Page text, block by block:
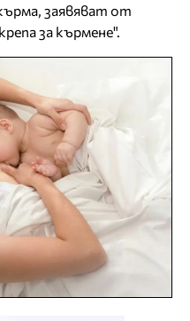
заявяват от
за кърмене".